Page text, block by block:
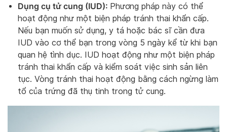
Dụng cụ tử cung (IUD): Phương pháp này có thể
hoạt động như một biện pháp tránh thai khẩn cấp.
Nếu bạn muốn sử dụng, y tá hoặc bác sĩ cần đưa
IUD vào cơ thể bạn trong vòng 5 ngày kể từ khi bạn
quan hệ tình dục. IUD hoạt động như một biện pháp
tránh thai khẩn cấp và kiểm soát việc sinh sản liên
tục. Vòng tránh thai hoạt động bằng cách ngừng làm
tổ của trứng đã thụ tinh trong tử cung.